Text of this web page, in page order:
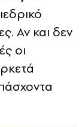
Αν και δεν
οι